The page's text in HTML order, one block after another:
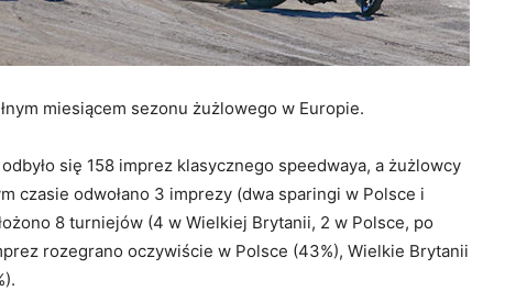
miesiącem sezonu żużlowego w Europie.
się 158 imprez klasycznego speedwaya, a żużlowcy
czasie odwołano 3 imprezy (dwa sparingi w Polsce i
8 turniejów (4 w Wielkiej Brytanii, 2 w Polsce, po
rozegrano oczywiście w Polsce (43%), Wielkie Brytanii